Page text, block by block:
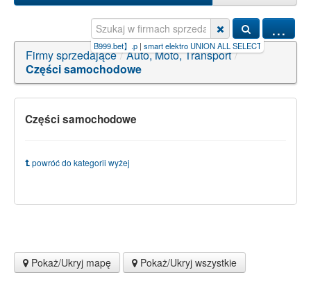
...
【GB999.bet】.p|smart elektro UNION ALL SELECT N |
Firmy sprzedające / Auto, Moto, Transport /
Części samochodowe
Części samochodowe
powróć do kategorii wyżej
Pokaż/Ukryj mapę Pokaż/Ukryj wszystkie